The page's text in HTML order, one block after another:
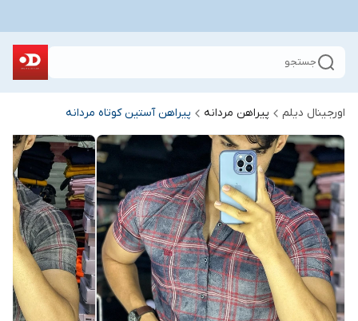
جستجو
اورجینال دیلم پیراهن مردانه پیراهن آستین کوتاه مردانه